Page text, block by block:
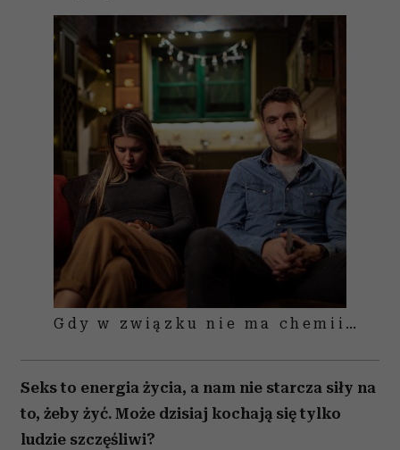
Gdy w związku nie ma chemii…
Seks to energia życia, a nam nie starcza siły na
to, żeby żyć. Może dzisiaj kochają się tylko
ludzie szczęśliwi?